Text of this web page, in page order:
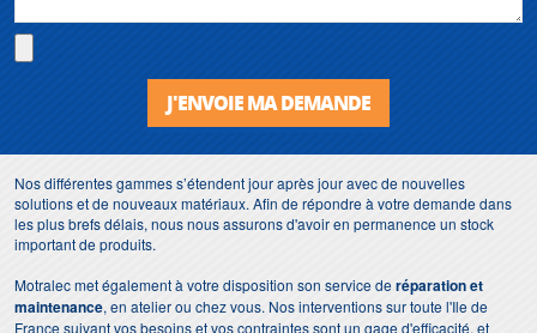
J'ENVOIE MA DEMANDE
Nos différentes gammes s’étendent jour après jour avec de nouvelles
solutions et de nouveaux matériaux. Afin de répondre à votre demande dans
les plus brefs délais, nous nous assurons d'avoir en permanence un stock
important de produits.
Motralec met également à votre disposition son service deréparation et
maintenance, en atelier ou chez vous. Nos interventions sur toute l'Ile de
France suivant vos besoins et vos contraintes sont un gage d'efficacité, et